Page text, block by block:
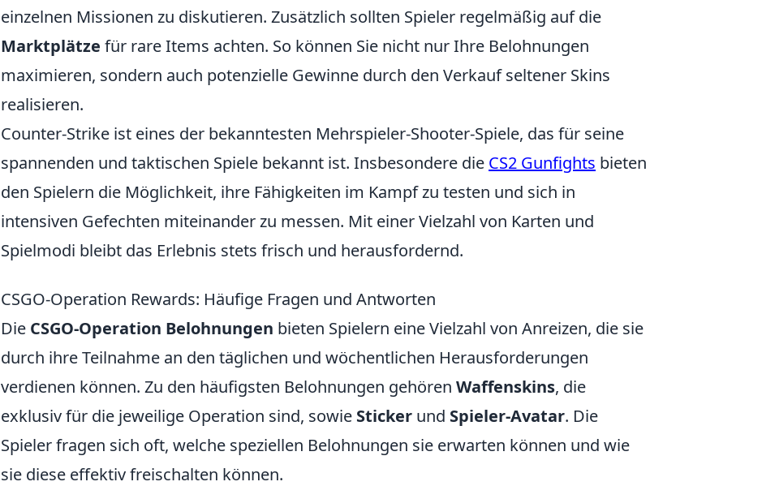
einzelnen Missionen zu diskutieren. Zusätzlich sollten Spieler regelmäßig auf die
Marktplätze für rare Items achten. So können Sie nicht nur Ihre Belohnungen
maximieren, sondern auch potenzielle Gewinne durch den Verkauf seltener Skins
realisieren.
Counter-Strike ist eines der bekanntesten Mehrspieler-Shooter-Spiele, das für seine
spannenden und taktischen Spiele bekannt ist. Insbesondere die CS2 Gunfights bieten
den Spielern die Möglichkeit, ihre Fähigkeiten im Kampf zu testen und sich in
intensiven Gefechten miteinander zu messen. Mit einer Vielzahl von Karten und
Spielmodi bleibt das Erlebnis stets frisch und herausfordernd.
CSGO-Operation Rewards: Häufige Fragen und Antworten
Die CSGO-Operation Belohnungen bieten Spielern eine Vielzahl von Anreizen, die sie
durch ihre Teilnahme an den täglichen und wöchentlichen Herausforderungen
verdienen können. Zu den häufigsten Belohnungen gehören Waffenskins, die
exklusiv für die jeweilige Operation sind, sowie Sticker und Spieler-Avatar. Die
Spieler fragen sich oft, welche speziellen Belohnungen sie erwarten können und wie
sie diese effektiv freischalten können.